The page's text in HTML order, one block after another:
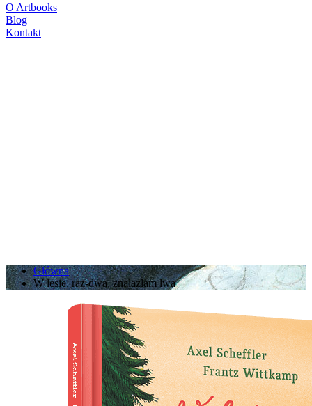
O Artbooks
Blog
Kontakt
Główna
W lesie, raz-dwa, znalazłam lwa